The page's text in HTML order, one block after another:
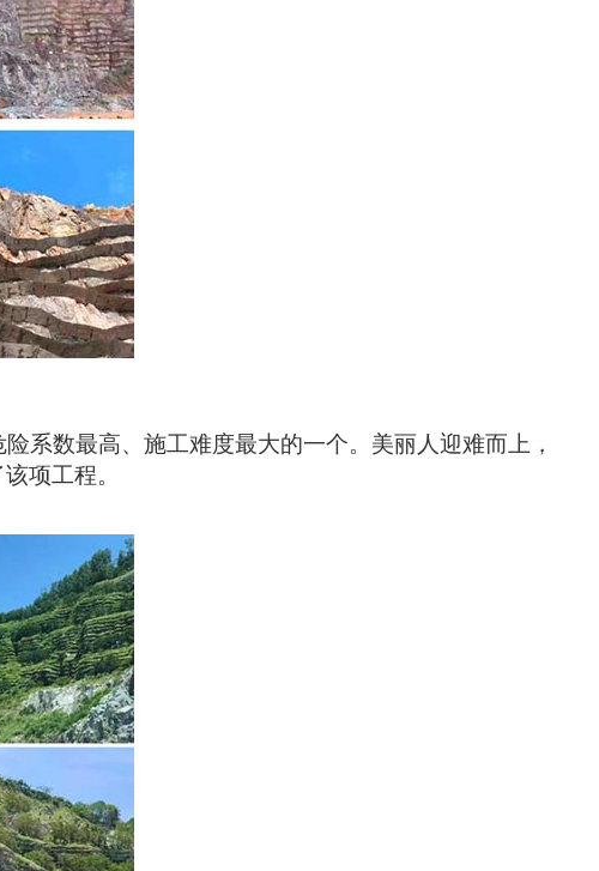
系数最高、施工难度最大的一个。 美丽人迎难而上，
项工程。